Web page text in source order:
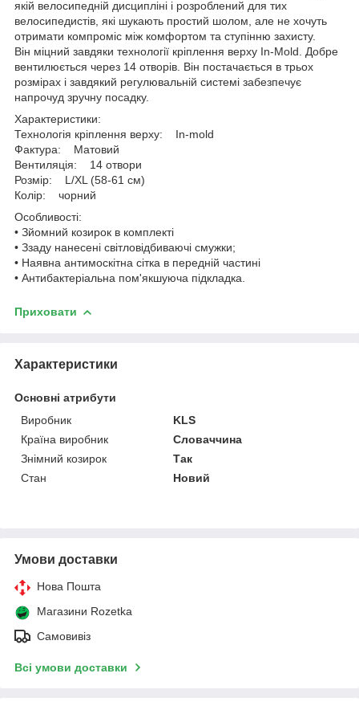
якій велосипедній дисципліні і розроблений для тих
велосипедистів, які шукають простий шолом, але не хочуть
отримати компроміс між комфортом та ступінню захисту.
Він міцний завдяки технології кріплення верху In-Mold. Добре
вентилюється через 14 отворів. Він постачається в трьох
розмірах і завдякий регулювальній системі забезпечує
напрочуд зручну посадку.
Характеристики:
Технологія кріплення верху: In-mold
Фактура: Матовий
Вентиляція: 14 отвори
Розмір: L/XL (58-61 см)
Колір: чорний
Особливості:
• Зйомний козирок в комплекті
• Ззаду нанесені світловідбиваючі смужки;
• Наявна антимоскітна сітка в передній частині
• Антибактеріальна пом'якшуюча підкладка.
Приховати
Характеристики
Основні атрибути
Виробник
KLS
Країна виробник
Словаччина
Знімний козирок
Так
Стан
Новий
Умови доставки
Нова Пошта
Магазини Rozetka
Самовивіз
Всі умови доставки